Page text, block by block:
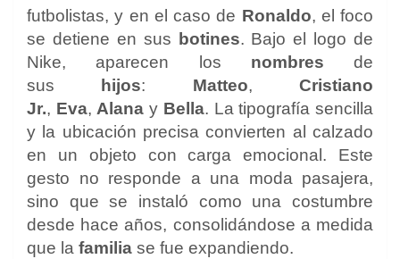
futbolistas, y en el caso de Ronaldo, el foco
se detiene en sus
botines. Bajo el logo de
Nike, aparecen los nombres de
sus
hijos: Matteo,Cristiano
Jr., Eva, Alana y Bella. La tipografía sencilla
y la ubicación precisa convierten al calzado
en un objeto con carga emocional. Este
gesto no responde a una moda pasajera,
sino que se instaló como una costumbre
desde hace años, consolidándose a medida
que la familia se fue expandiendo.